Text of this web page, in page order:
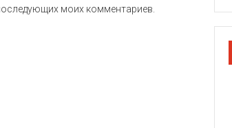
моих комментариев.